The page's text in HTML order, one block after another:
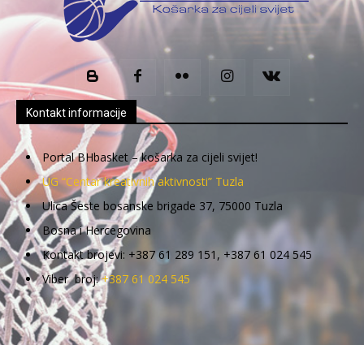
Kontakt informacije
Portal BHbasket – košarka za cijeli svijet!
UG “Centar kreativnih aktivnosti” Tuzla
Ulica Šeste bosanske brigade 37, 75000 Tuzla
Bosna i Hercegovina
Kontakt brojevi: +387 61 289 151, +387 61 024 545
Viber broj:+387 61 024 545